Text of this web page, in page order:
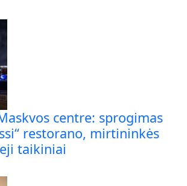
centre: sprogimas
restorano, mirtininkės
taikiniai